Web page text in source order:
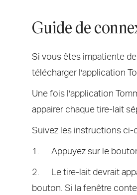
Guide de
Si vous êtes impatiente
télécharger l'application
Une fois l'application
appairer chaque tire-lait
Suivez les instructions ci-
1. Appuyez sur le bouton
2. Le tire-lait devrait
bouton. Si la fenêtre